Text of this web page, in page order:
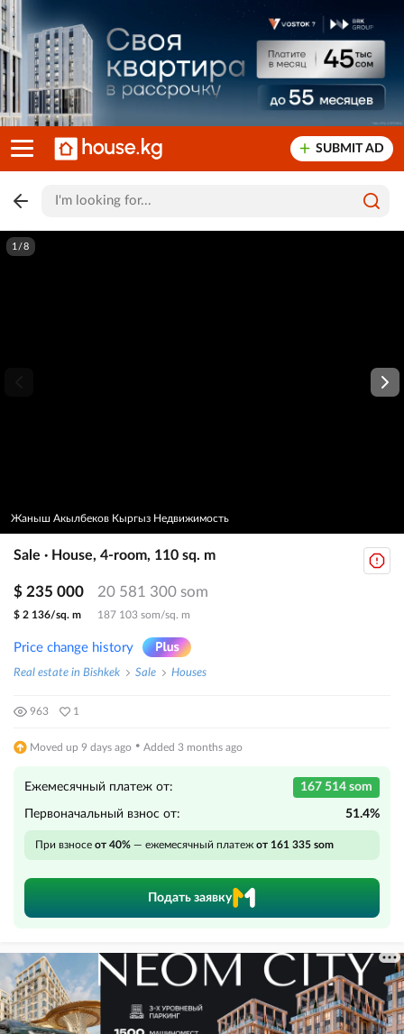
SUBMIT AD
1/8
Жаныш Акылбеков Кыргыз Недвижимость
Sale · House, 4-room, 110 sq. m
$ 235 000 20 581 300 som
$ 2 136/sq. m 187 103 som/sq. m
Price change history
Real estate in Bishkek Sale Houses
963 1
Moved up 9 days ago · Added 3 months ago
Ежемесячный платеж от: 167 514 som
Первоначальный взнос от: 51.4%
При взносе от 40% — ежемесячный платеж от 161 335 som
Подать заявку